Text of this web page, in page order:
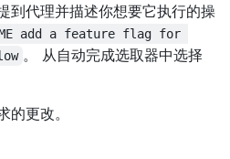
到代理并描述你想要它执行的操
add a feature flag for
。 从自动完成选取器中选择
更改。